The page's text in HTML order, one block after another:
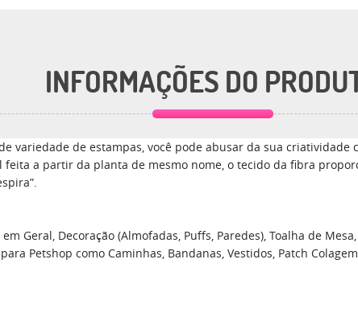
INFORMAÇÕES DO
variedade de estampas, você pode abusar da sua
a partir da planta de mesmo nome, o tecido da fibra
Geral, Decoração (Almofadas, Puffs, Paredes), Toalha de
Petshop como Caminhas, Bandanas, Vestidos, Patch